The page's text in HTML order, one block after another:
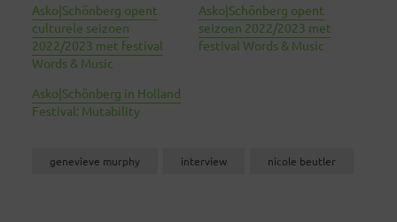
Asko|Schönberg opent
culturele seizoen
2022/2023 met festival
Words & Music
Asko|Schönberg opent
seizoen 2022/2023 met
festival Words & Music
Asko|Schönberg in Holland
Festival: Mutability
genevieve murphy interview nicole beutler